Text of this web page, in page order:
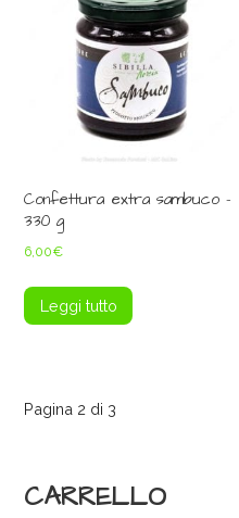
Confettura extra sambuco –
330 g
6,00€
Leggi tutto
Navigazione
Prodotto
Pagina 2 di 3
CARRELLO